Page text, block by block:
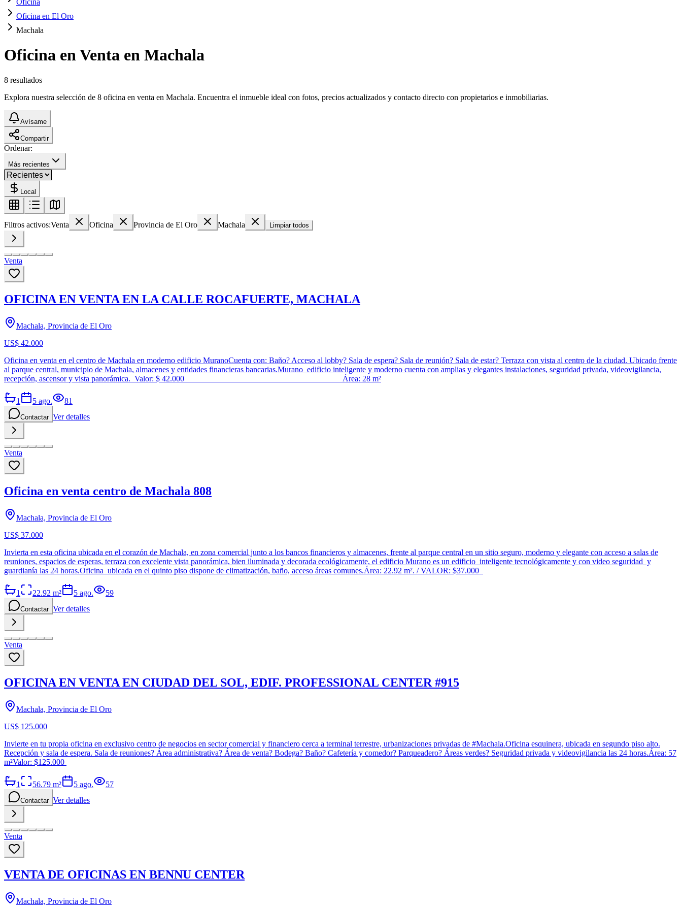
Oficina
Oficina en El Oro
Machala
Oficina en Venta en Machala
8 resultados
Explora nuestra selección de 8 oficina en venta en Machala. Encuentra el inmueble ideal con fotos, precios actualizados y contacto directo con propietarios e inmobiliarias.
Avísame
Compartir
Ordenar:
Más recientes
Local
Filtros activos:Venta Oficina Provincia de El Oro Machala Limpiar todos
Venta
OFICINA EN VENTA EN LA CALLE ROCAFUERTE, MACHALA
Machala, Provincia de El Oro
US$ 42.000
Oficina en venta en el centro de Machala en moderno edificio MuranoCuenta con: Baño? Acceso al lobby? Sala de espera? Sala de reunión? Sala de estar? Terraza con vista al centro de la ciudad. Ubicado frente
al parque central, municipio de Machala, almacenes y entidades financieras bancarias.Murano edificio inteligente y moderno cuenta con amplias y elegantes instalaciones, seguridad privada, videovigilancia,
recepción, ascensor y vista panorámica. Valor: $ 42.000 Área: 28 m²
1 5 ago. 81
Contactar Ver detalles
Venta
Oficina en venta centro de Machala 808
Machala, Provincia de El Oro
US$ 37.000
Invierta en esta oficina ubicada en el corazón de Machala, en zona comercial junto a los bancos financieros y almacenes, frente al parque central en un sitio seguro, moderno y elegante con acceso a salas de
reuniones, espacios de esperas, terraza con excelente vista panorámica, bien iluminada y decorada ecológicamente, el edificio Murano es un edificio inteligente tecnológicamente y con video seguridad y
guardianía las 24 horas.Oficina ubicada en el quinto piso dispone de climatización, baño, acceso áreas comunes.Área: 22.92 m². / VALOR: $37.000
1 22.92 m² 5 ago. 59
Contactar Ver detalles
Venta
OFICINA EN VENTA EN CIUDAD DEL SOL, EDIF. PROFESSIONAL CENTER #915
Machala, Provincia de El Oro
US$ 125.000
Invierte en tu propia oficina en exclusivo centro de negocios en sector comercial y financiero cerca a terminal terrestre, urbanizaciones privadas de #Machala.Oficina esquinera, ubicada en segundo piso alto.
Recepción y sala de espera. Sala de reuniones? Área administrativa? Área de venta? Bodega? Baño? Cafetería y comedor? Parqueadero? Áreas verdes? Seguridad privada y videovigilancia las 24 horas.Área: 57
m²Valor: $125.000
1 56.79 m² 5 ago. 57
Contactar Ver detalles
Venta
VENTA DE OFICINAS EN BENNU CENTER
Machala, Provincia de El Oro